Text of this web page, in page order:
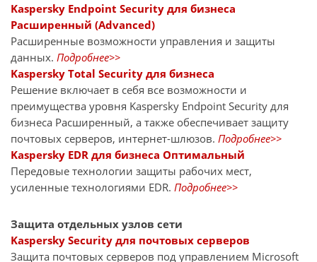
Kaspersky Endpoint Security для бизнеса
Расширенный (Advanced)
Расширенные возможности управления и защиты
данных. Подробнее>>
Kaspersky Total Security для бизнеса
Решение включает в себя все возможности и
преимущества уровня Kaspersky Endpoint Security для
бизнеса Расширенный, а также обеспечивает защиту
почтовых серверов, интернет-шлюзов. Подробнее>>
Kaspersky EDR для бизнеса Оптимальный
Передовые технологии защиты рабочих мест,
усиленные технологиями EDR. Подробнее>>
Защита отдельных узлов сети
Kaspersky Security для почтовых серверов
Защита почтовых серверов под управлением Microsoft